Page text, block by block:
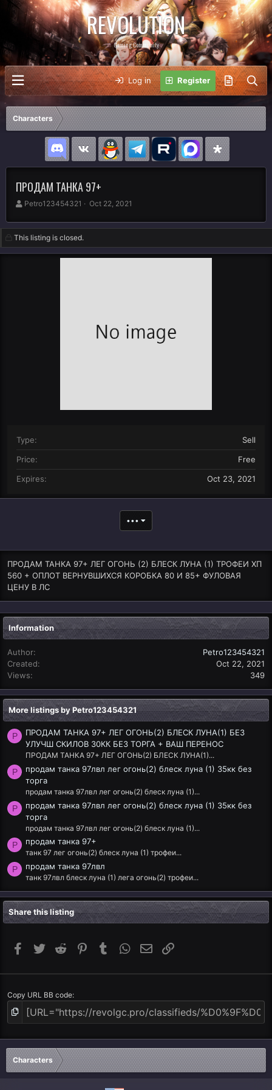
REVOLUTION
Gaming Community
Log in Register
Characters
ПРОДАМ ТАНКА 97+
A
t
h
o
Petro123454321
C
e
t
i
Oct 22, 2021
This listing is closed.
Type
Sell
Price
Free
Expires
Oct 23, 2021
•••
ПРОДАМ ТАНКА 97+ ЛЕГ ОГОНЬ (2) БЛЕСК ЛУНА (1) ТРОФЕИ ХП
560 + ОПЛОТ ВЕРНУВШИХСЯ КОРОБКА 80 И 85+ ФУЛОВАЯ
ЦЕНУ В ЛС
Information
Author
Petro123454321
Created
Oct 22, 2021
Views
349
More listings by Petro123454321
P
ПРОДАМ ТАНКА 97+ ЛЕГ ОГОНЬ(2) БЛЕСК ЛУНА(1) БЕЗ
УЛУЧШ СКИЛОВ 30КК БЕЗ ТОРГА + ВАШ ПЕРЕНОС
ПРОДАМ ТАНКА 97+ ЛЕГ ОГОНЬ(2) БЛЕСК ЛУНА(1)...
P
продам танка 97лвл лег огонь(2) блеск луна (1) 35кк без
торга
продам танка 97лвл лег огонь(2) блеск луна (1)...
P
продам танка 97лвл лег огонь(2) блеск луна (1) 35кк без
торга
продам танка 97лвл лег огонь(2) блеск луна (1)...
P продам танка 97+
танк 97 лег огонь(2) блеск луна (1) трофеи...
P продам танка 97лвл
танк 97лвл блеск луна (1) лега огонь(2) трофеи...
Share this listing
Facebook
TwitterReddit PinterestTumblr WhatsApp
Email Link
Copy URL BB code
Characters